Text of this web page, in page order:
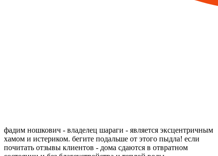
фадим ношкович - владелец шараги - является эксцентричным
хамом и истериком. бегите подальше от этого пыдла! если
почитать отзывы клиентов - дома сдаются в отвратном